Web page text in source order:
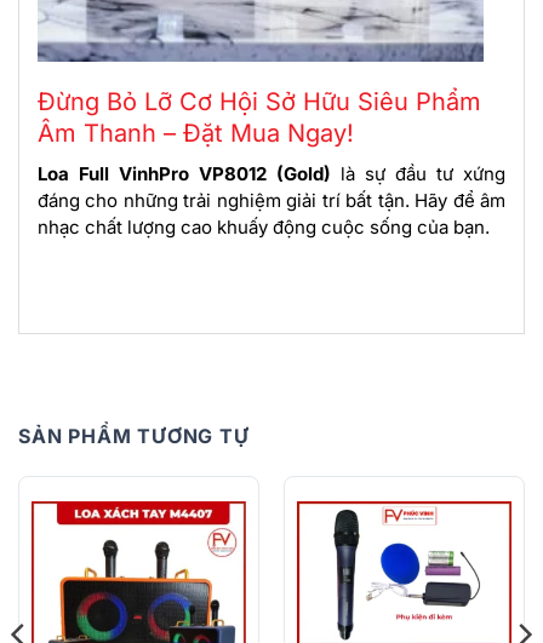
Đừng Bỏ Lỡ Cơ Hội Sở Hữu Siêu Phẩm
Âm Thanh – Đặt Mua Ngay!
Loa Full VinhPro VP8012 (Gold) là sự đầu tư xứng
đáng cho những trải nghiệm giải trí bất tận. Hãy để âm
nhạc chất lượng cao khuấy động cuộc sống của bạn.
SẢN PHẨM TƯƠNG TỰ